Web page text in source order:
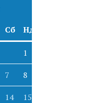
Сб Нд
1
7 8
14 15